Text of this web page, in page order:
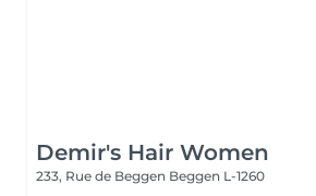
Demir's Hair Women
233, Rue de Beggen Beggen L-1260